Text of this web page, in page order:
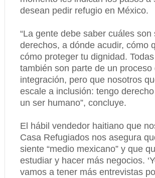
desean pedir refugio en México.
“La gente debe saber cuáles son
derechos, a dónde acudir, cómo
cómo proteger tu dignidad.
también son parte de un proceso
integración, pero que nosotros
escale a inclusión: tengo
un ser humano”, concluye.
El hábil vendedor haitiano que
Casa Refugiados nos asegura
siente “medio mexicano” y que
estudiar y hacer más negocios.
vamos a tener más entrevistas